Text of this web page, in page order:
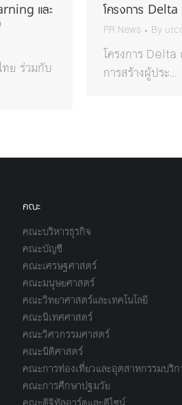
และ
ย ร่วมกับ
โครงการ
PR News By
โครงการ
การสร้างผู้ประ…
คณะ
คณะบริหารธุรกิจ
คณะบัญชี
คณะเศรษฐศาสตร์
คณะมนุษยศาสตร์
คณะวิทยาศาสตร์และเทคโนโลยี
คณะนิเทศศาสตร์
คณะวิศวกรรมศาสตร์
คณะนิติศาสตร์
คณะการท่องเที่ยวและอุตสาหกรรมบริก
คณะการศึกษาปฐมวัย